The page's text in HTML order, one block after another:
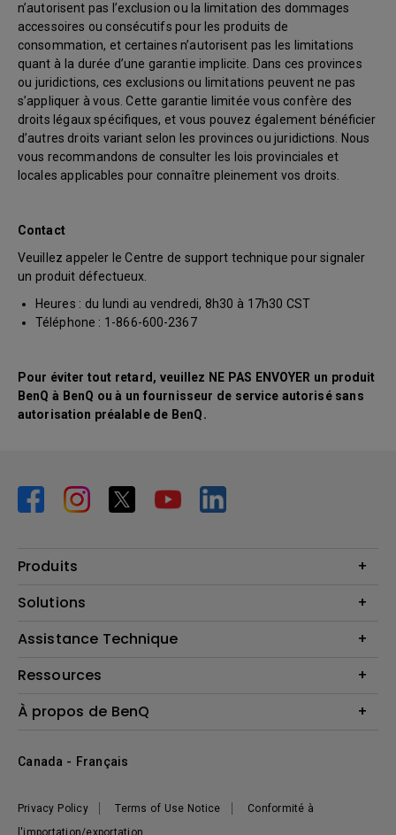
n’autorisent pas l’exclusion ou la limitation des dommages
accessoires ou consécutifs pour les produits de
consommation, et certaines n’autorisent pas les limitations
quant à la durée d’une garantie implicite. Dans ces provinces
ou juridictions, ces exclusions ou limitations peuvent ne pas
s’appliquer à vous. Cette garantie limitée vous confère des
droits légaux spécifiques, et vous pouvez également bénéficier
d’autres droits variant selon les provinces ou juridictions. Nous
vous recommandons de consulter les lois provinciales et
locales applicables pour connaître pleinement vos droits.
Contact
Veuillez appeler le Centre de support technique pour signaler
un produit défectueux.
Heures : du lundi au vendredi, 8h30 à 17h30 CST
Téléphone : 1-866-600-2367
Pour éviter tout retard, veuillez NE PAS ENVOYER un produit
BenQ à BenQ ou à un fournisseur de service autorisé sans
autorisation préalable de BenQ.
Produits
Vidéoprojecteurs
Éclairage
Haut-parleur
Solutions
Business Display
Assistance Technique
Contactez-nous
Recycling
Ressources
Centre de connaissances
À propos de BenQ
Développement durable
Privacy Policy
Terms of Use Notice
Conformité à
l'importation/exportation
Canada - Français